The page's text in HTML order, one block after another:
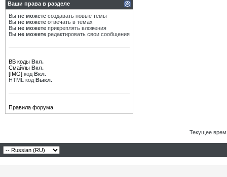
Ваши права в разделе
Вы не можете создавать новые темы
Вы не можете отвечать в темах
Вы не можете прикреплять вложения
Вы не можете редактировать свои сообщения
BB коды Вкл.
Смайлы Вкл.
[IMG] код Вкл.
HTML код Выкл.
Правила форума
Текущее